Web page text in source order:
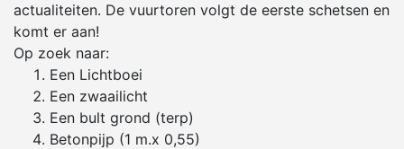
actualiteiten. De vuurtoren volgt de eerste schetsen en
komt er aan!
Op zoek naar:
Een Lichtboei
Een zwaailicht
Een bult grond (terp)
Betonpijp (1 m.x 0,55)